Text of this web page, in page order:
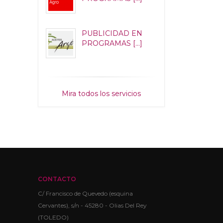
PUBLICIDAD EN
PROGRAMAS [...]
Mira todos los servicios
CONTACTO
C/ Francisco de Quevedo (esquina
Cervantes), s/n - 45280 - Olias Del Rey
(TOLEDO)